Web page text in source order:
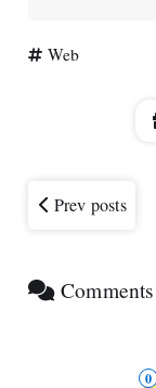
Web
Prev posts
Comments
0